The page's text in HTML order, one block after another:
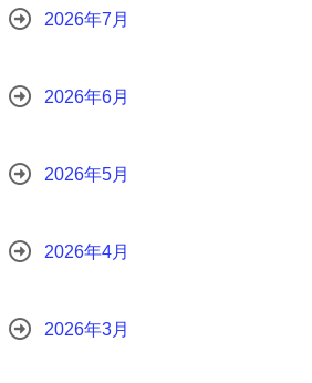
2026年7月
2026年6月
2026年5月
2026年4月
2026年3月